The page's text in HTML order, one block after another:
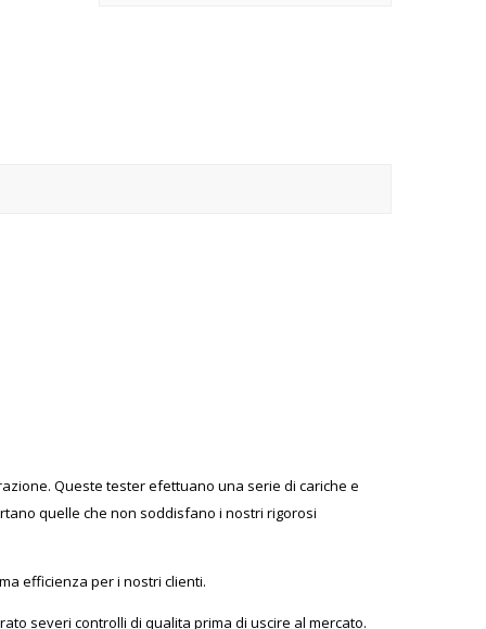
Queste tester efettuano una serie di cariche e
quelle che non soddisfano i nostri rigorosi
efficienza per i nostri clienti.
severi controlli di qualita prima di uscire al mercato.